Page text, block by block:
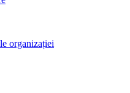
organizației